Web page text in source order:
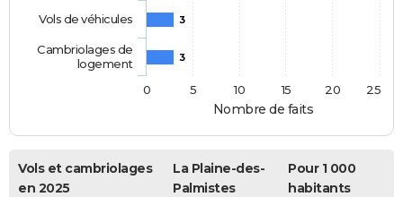
Nombre de faits
3
3
Vols de véhicules
Cambriolages de
logement
0
5 10 15 20 25
Vols et cambriolages
en 2025
La Plaine-des-
Palmistes
Pour 1 000
habitants